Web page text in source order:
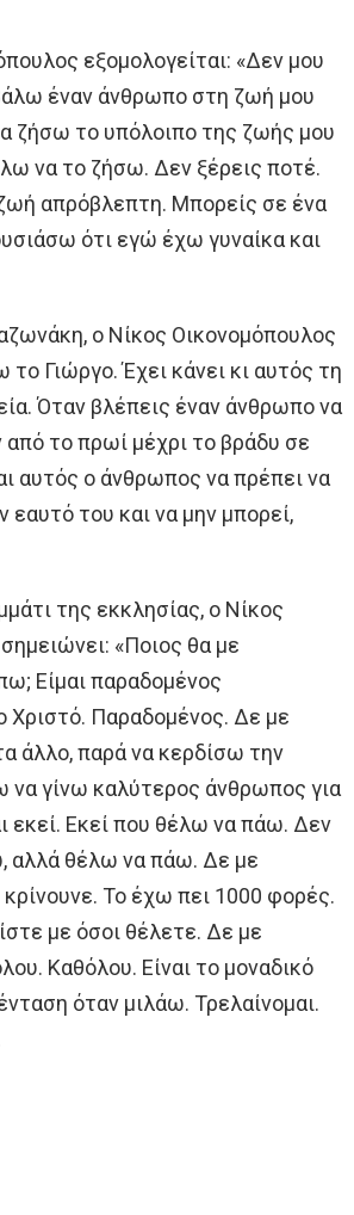
εξομολογείται: «Δεν μου
έναν άνθρωπο στη ζωή μου
ζήσω το υπόλοιπο της ζωής μου
να το ζήσω. Δεν ξέρεις ποτέ.
ζωή απρόβλεπτη. Μπορείς σε ένα
ότι εγώ έχω γυναίκα και
ο Νίκος Οικονομόπουλος
το Γιώργο. Έχει κάνει κι αυτός τη
Όταν βλέπεις έναν άνθρωπο να
το πρωί μέχρι το βράδυ σε
αυτός ο άνθρωπος να πρέπει να
εαυτό του και να μην μπορεί,
της εκκλησίας, ο Νίκος
«Ποιος θα με
Είμαι παραδομένος
Χριστό. Παραδομένος. Δε με
άλλο, παρά να κερδίσω την
να γίνω καλύτερος άνθρωπος για
εκεί. Εκεί που θέλω να πάω. Δεν
αλλά θέλω να πάω. Δε με
κρίνουνε. Το έχω πει 1000 φορές.
με όσοι θέλετε. Δε με
Καθόλου. Είναι το μοναδικό
όταν μιλάω. Τρελαίνομαι.